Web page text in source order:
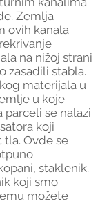
Zemlja
ovih kanala
na nižoj strani
zasadili stabla.
materijala u
u koje
parceli se nalazi
koji
Ovde se
staklenik.
koji smo
možete